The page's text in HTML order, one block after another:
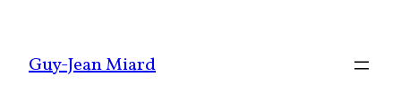
contenu
Guy-Jean Miard